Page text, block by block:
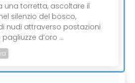
una torretta, ascoltare il
silenzio del bosco,
nudi attraverso postazioni
d’oro ...